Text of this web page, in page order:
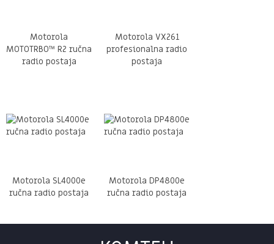
Motorola
MOTOTRBO™ R2 ručna
radio postaja
Motorola VX261
profesionalna radio
postaja
Motorola SL4000e
ručna radio postaja
Motorola DP4800e
ručna radio postaja